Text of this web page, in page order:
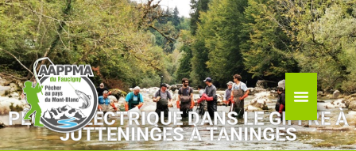
Aller
au
contenu
PÊCHE ÉLECTRIQUE DANS LE GIFFRE À
JUTTENINGES À TANINGES